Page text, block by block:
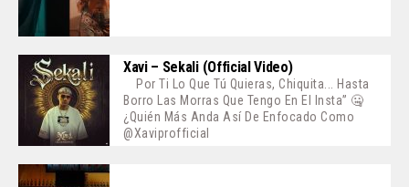
Xavi – Sekali (Official Video)
Por Ti Lo Que Tú Quieras, Chiquita... Hasta
Borro Las Morras Que Tengo En El Insta” 🤐
¿Quién Más Anda Así De Enfocado Como
@xaviprofficial